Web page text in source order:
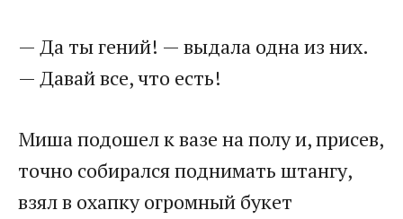
— Да ты гений! — выдала одна из них.
— Давай все, что есть!
Миша подошел к вазе на полу и, присев,
точно собирался поднимать штангу,
взял в охапку огромный букет